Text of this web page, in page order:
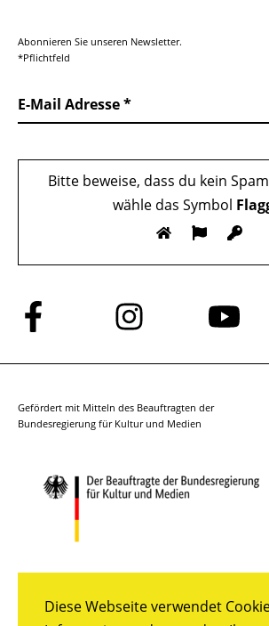
Diese Webseite verwendet
Abonnieren Sie unseren Newsletter.
*Pflichtfeld
E-Mail Adresse
Bitte beweise, dass du kein
wähle das Symbol
Folge
uns
auf
Folge
uns
auf
Folge
auf
Gefördert mit Mitteln des Beauftragten der
Bundesregierung für Kultur und Medien